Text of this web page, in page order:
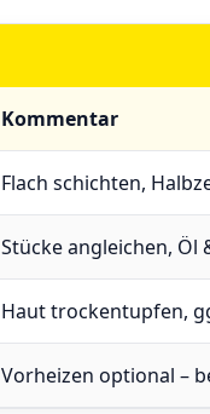
Kommentar
Flach schichten,
Stücke angleichen, Öl
Haut trockentupfen,
Vorheizen optional –